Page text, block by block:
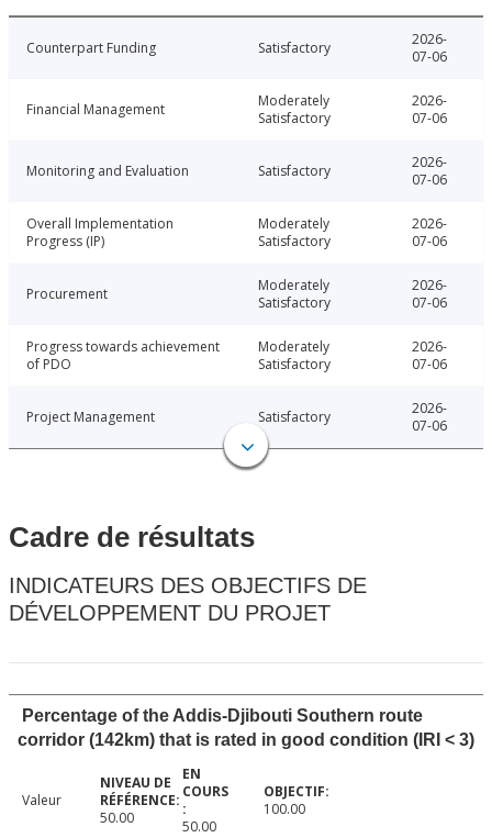
Counterpart Funding Satisfactory
2026-
07-06
Financial Management
Moderately
Satisfactory
2026-
07-06
Monitoring and Evaluation Satisfactory
2026-
07-06
Overall Implementation
Progress (IP)
Moderately
Satisfactory
2026-
07-06
Procurement
Moderately
Satisfactory
2026-
07-06
Progress towards achievement
of PDO
Moderately
Satisfactory
2026-
07-06
Project Management Satisfactory
2026-
07-06
Cadre de résultats
INDICATEURS DES OBJECTIFS DE
DÉVELOPPEMENT DU PROJET
Percentage of the Addis-Djibouti Southern route
corridor (142km) that is rated in good condition (IRI < 3)
Valeur
50.00
50.00
100.00